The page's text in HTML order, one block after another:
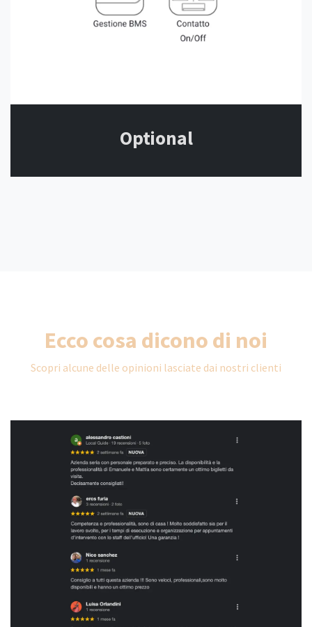
Optional
Ecco cosa dicono di noi
Scopri alcune delle opinioni lasciate dai nostri clienti